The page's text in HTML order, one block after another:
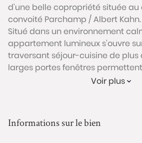
d'une belle copropriété située
convoité Parchamp / Albert Kahn.
Situé dans un environnement
appartement lumineux s'ouvre
traversant séjour-cuisine de plus
larges portes fenêtres
balcon de 7m² exposé Ouest, sur
qu'un WC séparé. L'ensemble
Voir plus
Informations sur le bien